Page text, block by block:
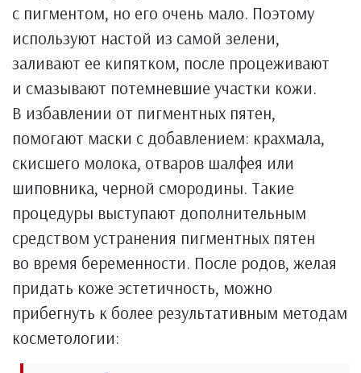
с пигментом, но его очень мало. Поэтому
используют настой из самой зелени,
заливают ее кипятком, после процеживают
и смазывают потемневшие участки кожи.
В избавлении от пигментных пятен,
помогают маски с добавлением: крахмала,
скисшего молока, отваров шалфея или
шиповника, черной смородины. Такие
процедуры выступают дополнительным
средством устранения пигментных пятен
во время беременности. После родов, желая
придать коже эстетичность, можно
прибегнуть к более результативным методам
косметологии: